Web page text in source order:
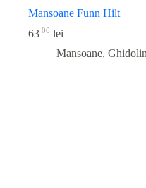
Mansoane Funn Hilt
63 00 lei
Mansoane,